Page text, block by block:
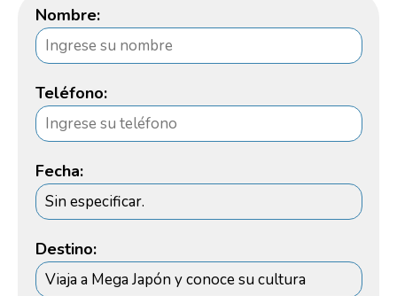
Nombre:
Teléfono:
Fecha:
Destino: